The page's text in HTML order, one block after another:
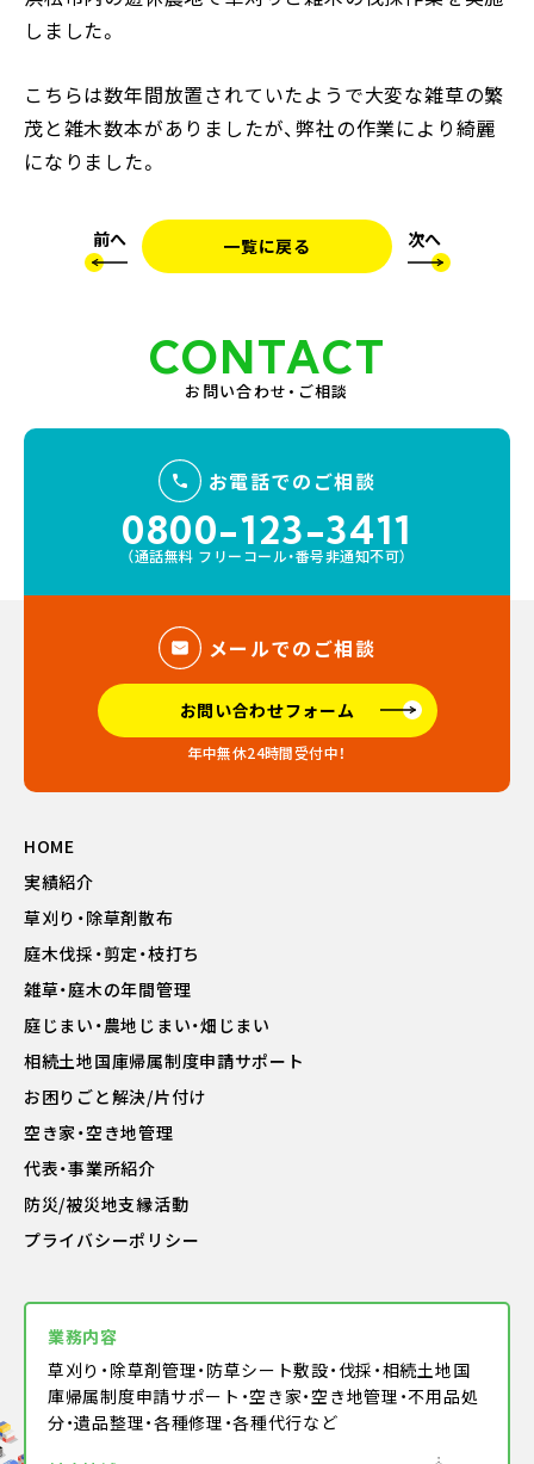
しました。
こちらは数年間放置されていたようで大変な雑草の繁
茂と雑木数本がありましたが、弊社の作業により綺麗
になりました。
前へ 一覧に戻る 次へ
CONTACT
お問い合わせ・ご相談
お電話でのご相談
0800-123-3411
（通話無料 フリーコール・番号非通知不可）
メールでのご相談
お問い合わせフォーム
年中無休24時間受付中！
HOME
実績紹介
草刈り・除草剤散布
庭木伐採・剪定・枝打ち
雑草・庭木の年間管理
庭じまい・農地じまい・畑じまい
相続土地国庫帰属制度申請サポート
お困りごと解決/片付け
空き家・空き地管理
代表・事業所紹介
防災/被災地支縁活動
プライバシーポリシー
業務内容
草刈り・除草剤管理・防草シート敷設・伐採・相続土地国
庫帰属制度申請サポート・空き家・空き地管理・不用品処
分・遺品整理・各種修理・各種代行など